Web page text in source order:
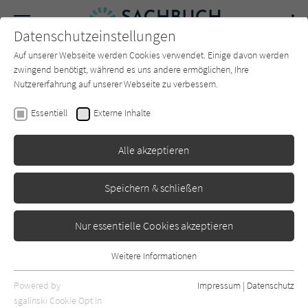
SUCHE Forum Charts Newsletter
Franziska Schutzbach
Verbundenheit: Wie weibliche
Solidarität die Gesellschaft
verändert
Erschienen: Oktober 2024 0
Datenschutzeinstellungen
Auf unserer Webseite werden Cookies verwendet. Einige davon werden
zwingend benötigt, während es uns andere ermöglichen, Ihre
Nutzererfahrung auf unserer Webseite zu verbessern.
Essentiell Externe Inhalte
Alle akzeptieren
Speichern & schließen
Nur essentielle Cookies akzeptieren
Essentielle Cookies werden für grundlegende Funktionen der
Webseite benötigt. Dadurch ist gewährleistet, dass die Webseite
Weitere Informationen
Powered by
sgalinski Cookie Opt In
Impressum | Datenschutz